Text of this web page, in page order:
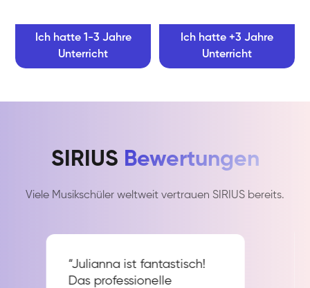
Ich hatte 1-3 Jahre
Unterricht
Ich hatte +3 Jahre
Unterricht
SIRIUS Bewertungen
Viele Musikschüler weltweit vertrauen SIRIUS bereits.
“Julianna ist fantastisch!
Das professionelle